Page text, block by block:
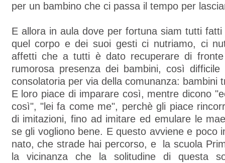
per un bambino che ci passa il tempo per
E allora in aula dove per fortuna siam tutti
quel corpo e dei suoi gesti ci nutriamo, ci
affetti che a tutti è dato recuperare di
rumorosa presenza dei bambini, così
consolatoria per via della comunanza: bambini
E loro piace di imparare così, mentre dicono
così", "lei fa come me", perchè gli piace
di imitazioni, fino ad imitare ed emulare le
se gli vogliono bene. E questo avviene e poco
nato, che strade hai percorso, e la scuola
la vicinanza che la solitudine di questa